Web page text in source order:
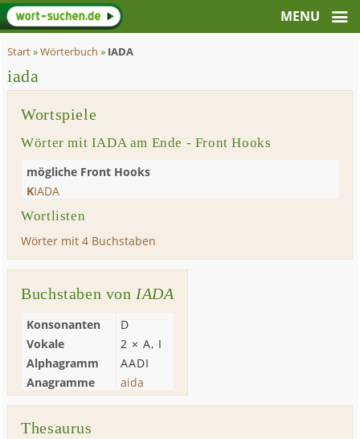
Start»Wörterbuch » IADA
iada
Wortspiele
Wörter mit IADA am Ende - Front Hooks
mögliche Front Hooks
KIADA
Wortlisten
Wörter mit 4 Buchstaben
Buchstaben von IADA
Konsonanten
D
Vokale
2 ×A, I
Alphagramm
AADI
Anagramme
aida
Thesaurus